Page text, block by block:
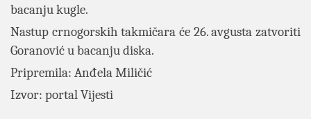
bacanju kugle.
Nastup crnogorskih takmičara će 26. avgusta zatvoriti
Goranović u bacanju diska.
Pripremila: Anđela Miličić
Izvor: portal Vijesti